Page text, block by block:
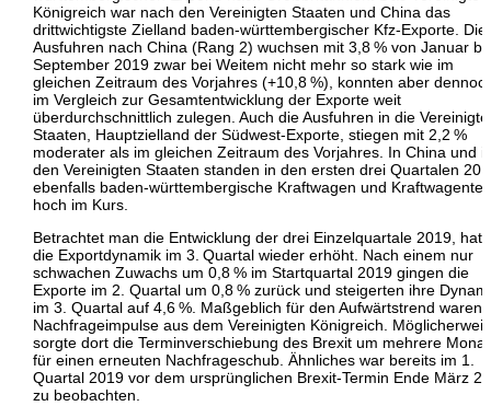
Königreich war nach den Vereinigten Staaten und China das
drittwichtigste Zielland baden-württembergischer Kfz-Exporte. Die
Ausfuhren nach China (Rang 2) wuchsen mit 3,8 % von Januar
September 2019 zwar bei Weitem nicht mehr so stark wie im
gleichen Zeitraum des Vorjahres (+10,8 %), konnten aber
im Vergleich zur Gesamtentwicklung der Exporte weit
überdurchschnittlich zulegen. Auch die Ausfuhren in die
Staaten, Hauptzielland der Südwest-Exporte, stiegen mit 2,2 %
moderater als im gleichen Zeitraum des Vorjahres. In China und
den Vereinigten Staaten standen in den ersten drei Quartalen
ebenfalls baden-württembergische Kraftwagen und
hoch im Kurs.
Betrachtet man die Entwicklung der drei Einzelquartale 2019, hat
die Exportdynamik im 3. Quartal wieder erhöht. Nach einem nur
schwachen Zuwachs um 0,8 % im Startquartal 2019 gingen die
Exporte im 2. Quartal um 0,8 % zurück und steigerten ihre
im 3. Quartal auf 4,6 %. Maßgeblich für den Aufwärtstrend waren
Nachfrageimpulse aus dem Vereinigten Königreich.
sorgte dort die Terminverschiebung des Brexit um mehrere
für einen erneuten Nachfrageschub. Ähnliches war bereits im 1.
Quartal 2019 vor dem ursprünglichen Brexit-Termin Ende März
zu beobachten.